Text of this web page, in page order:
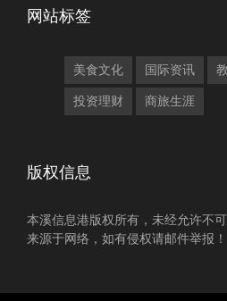
网站标签
美食文化 国际资讯
投资理财 商旅生涯
版权信息
本溪信息港版权所有，未经允许不
来源于网络，如有侵权请邮件举报！